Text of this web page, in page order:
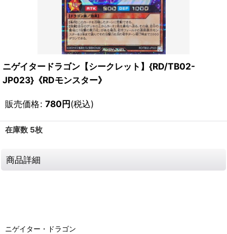
ニゲイタードラゴン【シークレット】{RD/TB02-
JP023}《RDモンスター》
販売価格: 780円(税込)
在庫数 5枚
商品詳細
ニゲイター・ドラゴン